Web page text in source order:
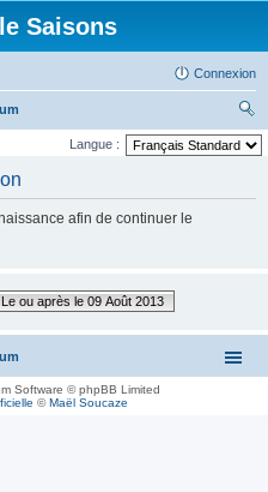
Saisons
Connexion
ec
ch
Langue :
afin de continuer le
Le ou après le 09 Août 2013
Software © phpBB Limited
©Maël Soucaze